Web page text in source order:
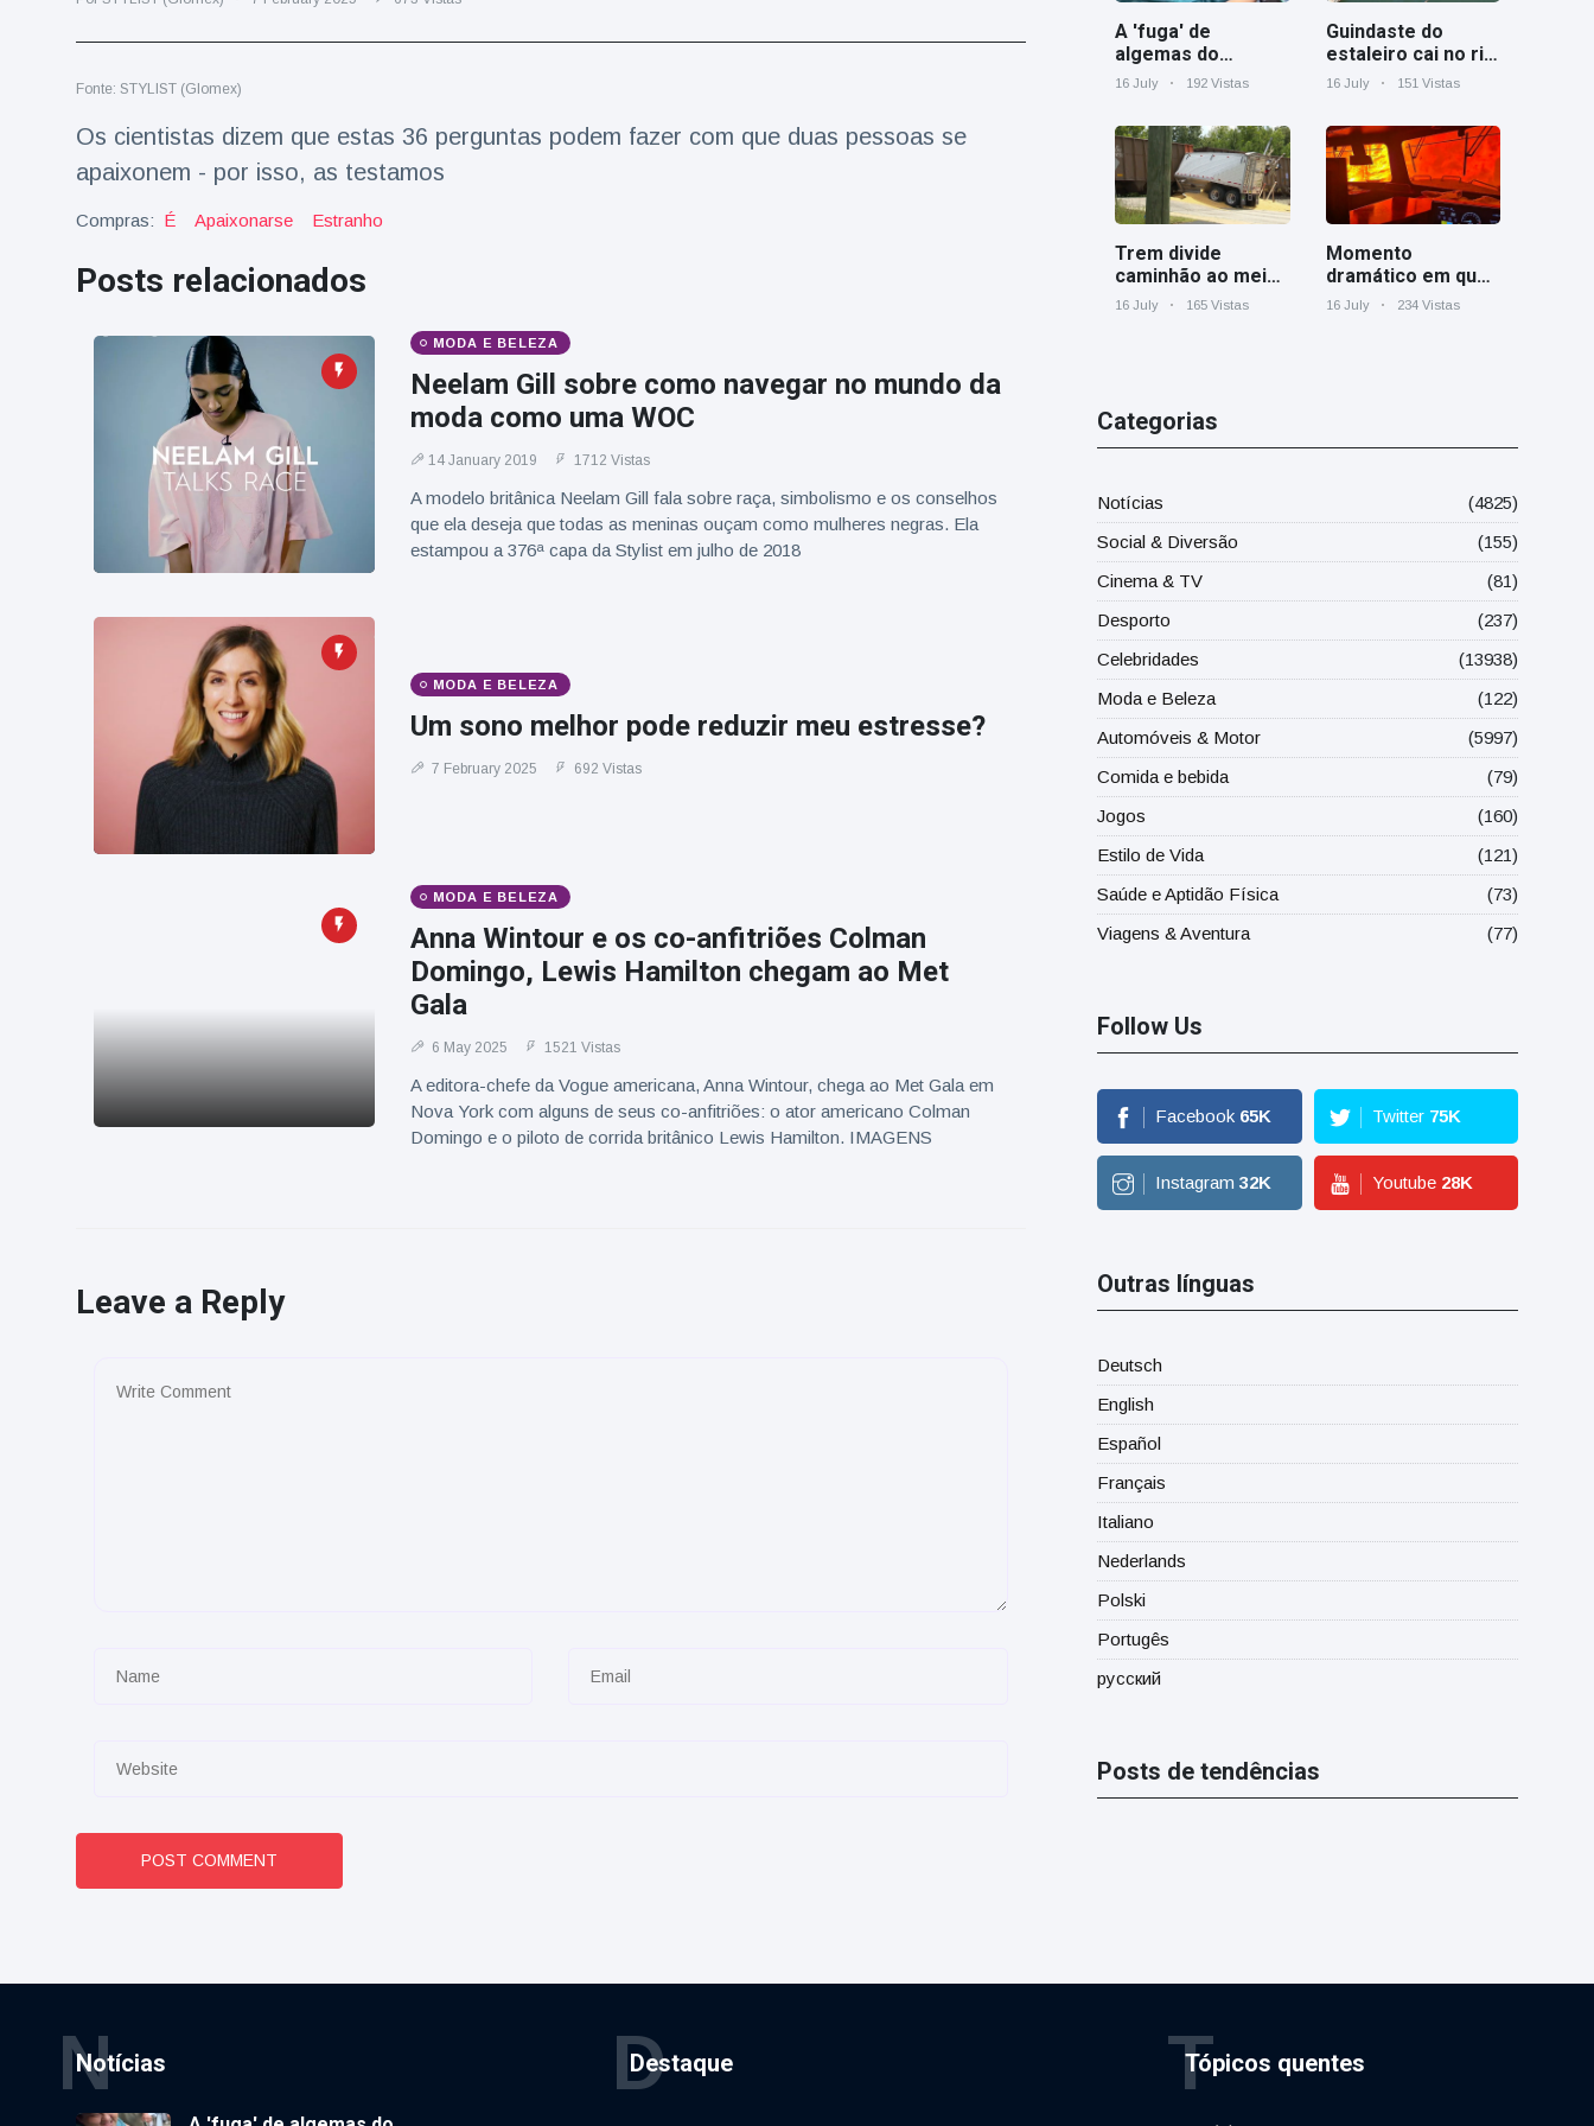
Viagens & Aventura
(77)
Notícias mais recentes
A 'fuga' de
algemas do
mágico faz a
plateia rir
16 July 192 Vistas
Conservacionistas
nascimento do
primeiro tapir de
baixas terras no
zoológico do
Reino Unido em 14
anos
16 July 180 Vistas
Homem da Flórida
preso após lançar
fogos de artifício
de um carro em
movimento
16 July 162 Vistas
Fonte: STYLIST (Glomex)
Os cientistas dizem que estas 36 perguntas podem fazer com que duas pessoas se
apaixonem - por isso, as testamos
Compras: É Apaixonarse Estranho
Posts relacionados
MODA E BELEZA
Neelam Gill sobre como navegar no mundo da
moda como uma WOC
14 January 2019 1712 Vistas
A modelo britânica Neelam Gill fala sobre raça, simbolismo e os conselhos
que ela deseja que todas as meninas ouçam como mulheres negras. Ela
estampou a 376ª capa da Stylist em julho de 2018
MODA E BELEZA
Um sono melhor pode reduzir meu estresse?
7 February 2025 692 Vistas
MODA E BELEZA
Anna Wintour e os co-anfitriões Colman
Domingo, Lewis Hamilton chegam ao Met
Gala
6 May 2025 1521 Vistas
A editora-chefe da Vogue americana, Anna Wintour, chega ao Met Gala em
Nova York com alguns de seus co-anfitriões: o ator americano Colman
Domingo e o piloto de corrida britânico Lewis Hamilton. IMAGENS
Leave a Reply
POST COMMENT
A 'fuga' de
algemas do
mágico faz a
16 July 192 Vistas
Guindaste do
estaleiro cai no rio
Cooper perto de
16 July 151 Vistas
Trem divide
caminhão ao meio
em cruzamento
16 July 165 Vistas
Momento
dramático em que
um trem de carga
16 July 234 Vistas
Categorias
Notícias
(4825)
Social & Diversão
(155)
Cinema & TV
(81)
Desporto
(237)
Celebridades
(13938)
Moda e Beleza
(122)
Automóveis & Motor
(5997)
Comida e bebida
(79)
Jogos
(160)
Estilo de Vida
(121)
Saúde e Aptidão Física
(73)
Viagens & Aventura
(77)
Follow Us
Facebook 65K Twitter 75K
Instagram 32K Youtube 28K
Outras línguas
Deutsch
English
Español
Français
Italiano
Nederlands
Polski
Portugês
русский
Posts de tendências
Notícias
N Destaque
D Tópicos quentes
T